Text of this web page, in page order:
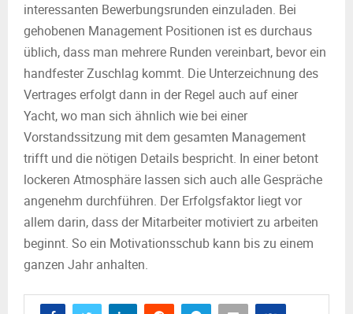
interessanten Bewerbungsrunden einzuladen. Bei
gehobenen Management Positionen ist es durchaus
üblich, dass man mehrere Runden vereinbart, bevor ein
handfester Zuschlag kommt. Die Unterzeichnung des
Vertrages erfolgt dann in der Regel auch auf einer
Yacht, wo man sich ähnlich wie bei einer
Vorstandssitzung mit dem gesamten Management
trifft und die nötigen Details bespricht. In einer betont
lockeren Atmosphäre lassen sich auch alle Gespräche
angenehm durchführen. Der Erfolgsfaktor liegt vor
allem darin, dass der Mitarbeiter motiviert zu arbeiten
beginnt. So ein Motivationsschub kann bis zu einem
ganzen Jahr anhalten.